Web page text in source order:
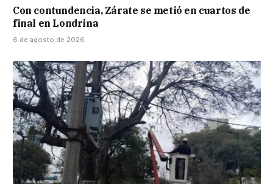
Con contundencia, Zárate se metió en cuartos de
final en Londrina
6 de agosto de 2026